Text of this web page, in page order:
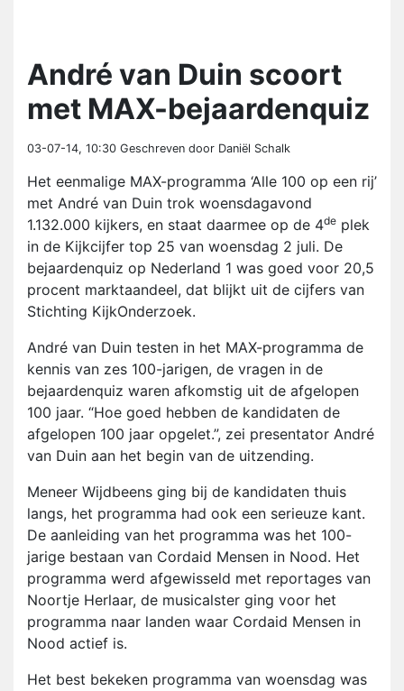
André van Duin scoort
met MAX-bejaardenquiz
03-07-14, 10:30 Geschreven door Daniël Schalk
Het eenmalige MAX-programma ‘Alle 100 op een rij’
met André van Duin trok woensdagavond
1.132.000 kijkers, en staat daarmee op de 4de plek
in de Kijkcijfer top 25 van woensdag 2 juli. De
bejaardenquiz op Nederland 1 was goed voor 20,5
procent marktaandeel, dat blijkt uit de cijfers van
Stichting KijkOnderzoek.
André van Duin testen in het MAX-programma de
kennis van zes 100-jarigen, de vragen in de
bejaardenquiz waren afkomstig uit de afgelopen
100 jaar. “Hoe goed hebben de kandidaten de
afgelopen 100 jaar opgelet.”, zei presentator André
van Duin aan het begin van de uitzending.
Meneer Wijdbeens ging bij de kandidaten thuis
langs, het programma had ook een serieuze kant.
De aanleiding van het programma was het 100-
jarige bestaan van Cordaid Mensen in Nood. Het
programma werd afgewisseld met reportages van
Noortje Herlaar, de musicalster ging voor het
programma naar landen waar Cordaid Mensen in
Nood actief is.
Het best bekeken programma van woensdag was